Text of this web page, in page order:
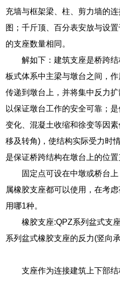
充墙与框架梁、柱、剪力墙的
图；千斤顶、百分表安放与设
的支座数量相同。
解如下：建筑支座是桥跨
板式体系中主梁与墩台之间，
传递到墩台上，并将集中反力
以保证墩台工作的安全可靠；
变化、混凝土收缩和徐变等因
移及转角)，使结构实际受力时
是保证桥跨结构在墩台上的位
固定点可设在中墩或桥台
属橡胶支座都可以使用，在考
用哪1种。
橡胶支座:QPZ系列盆式支
系列盆式橡胶支座的反力(竖向
支座作为连接建筑上下部